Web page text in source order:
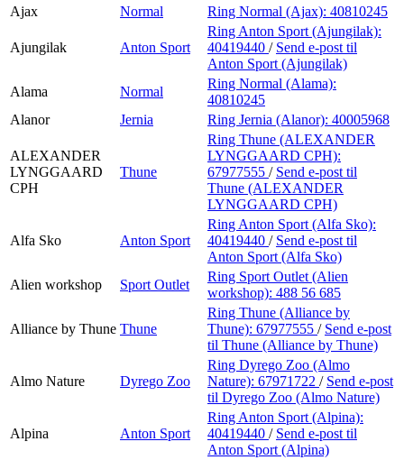
Ajax
Normal Ring Normal (Ajax): 40810245
Ajungilak Anton Sport
Ring Anton Sport (Ajungilak):
40419440 / Send e-post til
Anton Sport (Ajungilak)
Alama
Normal
Ring Normal (Alama):
40810245
Alanor
Jernia Ring Jernia (Alanor): 40005968
ALEXANDER
LYNGGAARD
CPH
Thune
Ring Thune (ALEXANDER
LYNGGAARD CPH):
67977555 / Send e-post til
Thune (ALEXANDER
LYNGGAARD CPH)
Alfa Sko Anton Sport
Ring Anton Sport (Alfa Sko):
40419440 / Send e-post til
Anton Sport (Alfa Sko)
Alien workshop
Sport Outlet
Ring Sport Outlet (Alien
workshop): 488 56 685
Alliance by Thune Thune
Ring Thune (Alliance by
Thune): 67977555 / Send e-post
til Thune (Alliance by Thune)
Almo Nature Dyrego Zoo
Ring Dyrego Zoo (Almo
Nature): 67971722 / Send e-post
til Dyrego Zoo (Almo Nature)
Alpina Anton Sport
Ring Anton Sport (Alpina):
40419440 / Send e-post til
Anton Sport (Alpina)